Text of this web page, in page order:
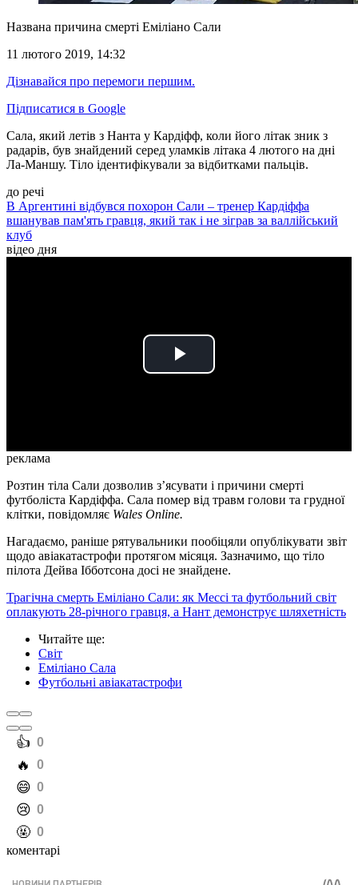
Названа причина смерті Еміліано Сали
11 лютого 2019, 14:32
Дізнавайся про перемоги першим.
Підписатися в Google
Сала, який летів з Нанта у Кардіфф, коли його літак зник з
радарів, був знайдений серед уламків літака 4 лютого на дні
Ла-Маншу. Тіло ідентифікували за відбитками пальців.
до речі
В Аргентині відбувся похорон Сали – тренер Кардіффа
вшанував пам'ять гравця, який так і не зіграв за валлійський
клуб
відео дня
Play
реклама
Розтин тіла Сали дозволив з’ясувати і причини смерті
футболіста Кардіффа. Сала помер від травм голови та грудної
клітки, повідомляє Wales Online.
Нагадаємо, раніше рятувальники пообіцяли опублікувати звіт
щодо авіакатастрофи протягом місяця. Зазначимо, що тіло
пілота Дейва Ібботсона досі не знайдене.
Трагічна смерть Еміліано Сали: як Мессі та футбольний світ
оплакують 28-річного гравця, а Нант демонструє шляхетність
Читайте ще:
Світ
Еміліано Сала
Футбольні авіакатастрофи
️👍 0
️🔥 0
️😄 0
️😢 0
️🤬 0
коментарі